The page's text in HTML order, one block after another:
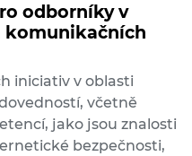
odborníky v
komunikačních
iniciativ v oblasti
včetně
jako jsou znalosti
bezpečnosti,